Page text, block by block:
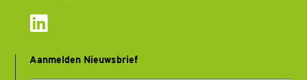
Aanmelden Nieuwsbrief